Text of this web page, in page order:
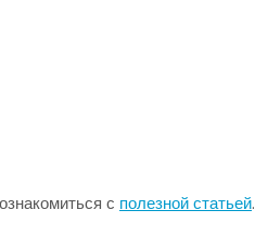
с полезной статьей.